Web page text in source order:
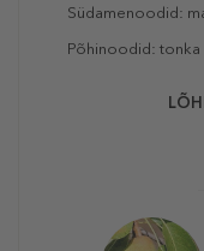
Südamenoodid:
Põhinoodid: tonka